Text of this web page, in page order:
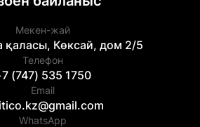
Мекен-жай
қаласы, Көксай, дом 2/5
Телефон
(747) 535 1750
Email
WhatsApp